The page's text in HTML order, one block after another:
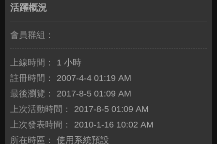
活躍概況
會員群組：
上線時間：
1 小時
註冊時間：
2007-4-4 01:19 AM
最後瀏覽：
2017-8-5 01:09 AM
上次活動時間：
2017-8-5 01:09 AM
上次發表時間：
2010-1-16 10:02 AM
所在時區：
使用系統預設